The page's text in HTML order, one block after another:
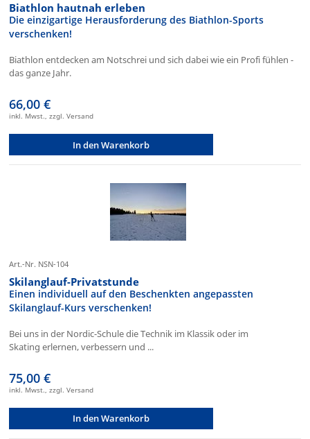
Biathlon hautnah erleben
Die einzigartige Herausforderung des Biathlon-Sports
verschenken!
Biathlon entdecken am Notschrei und sich dabei wie ein Profi fühlen -
das ganze Jahr.
66,00 €
inkl. Mwst., zzgl. Versand
In den Warenkorb
Art.-Nr. NSN-104
Skilanglauf-Privatstunde
Einen individuell auf den Beschenkten angepassten
Skilanglauf-Kurs verschenken!
Bei uns in der Nordic-Schule die Technik im Klassik oder im
Skating erlernen, verbessern und ...
75,00 €
inkl. Mwst., zzgl. Versand
In den Warenkorb